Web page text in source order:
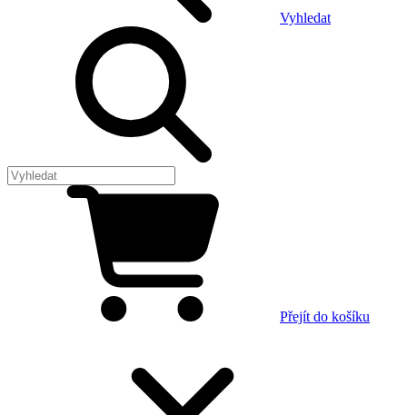
Vyhledat
Přejít do košíku